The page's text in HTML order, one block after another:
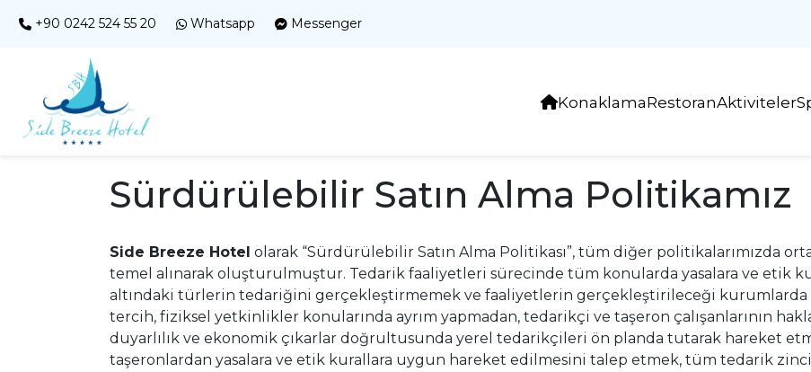
+90 0242 524 55 20 Whatsapp Messenger
KonaklamaRestoranAktiviteler
Sürdürülebilir Satın Alma Politikamız
Side Breeze Hotel olarak “Sürdürülebilir Satın Alma Politikası”, tüm diğer politikalarımızda
temel alınarak oluşturulmuştur. Tedarik faaliyetleri sürecinde tüm konularda yasalara ve etik
altındaki türlerin tedariğini gerçekleştirmemek ve faaliyetlerin gerçekleştirileceği kurumlarda
tercih, fiziksel yetkinlikler konularında ayrım yapmadan, tedarikçi ve taşeron çalışanlarının
duyarlılık ve ekonomik çıkarlar doğrultusunda yerel tedarikçileri ön planda tutarak hareket
taşeronlardan yasalara ve etik kurallara uygun hareket edilmesini talep etmek, tüm tedarik